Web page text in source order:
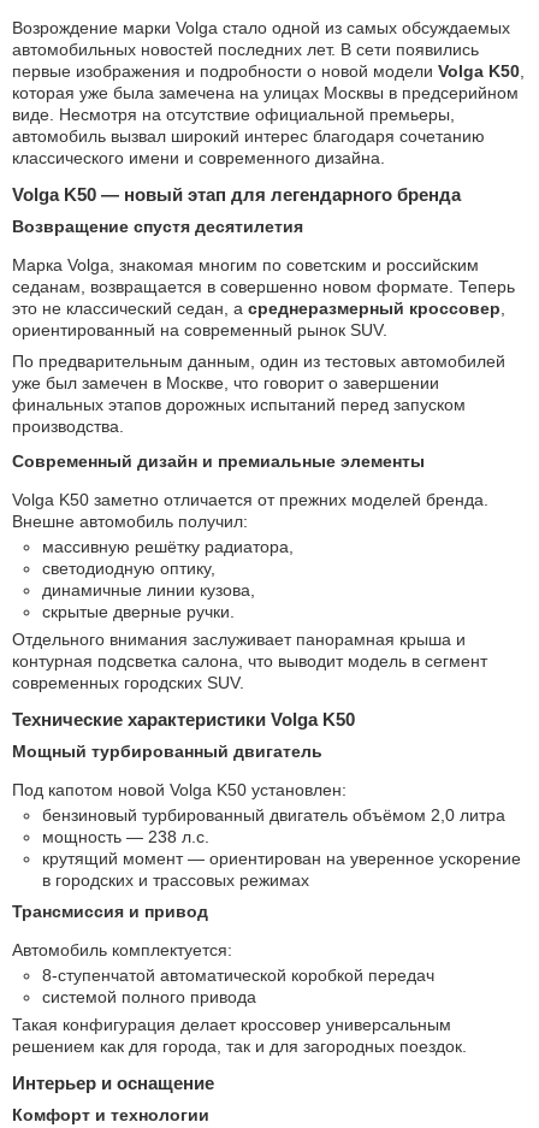
ЭГОИЗМ
БЛОГ
Возрождение марки Volga стало одной из самых обсуждаемых
автомобильных новостей последних лет. В сети появились
первые изображения и подробности о новой модели Volga K50,
которая уже была замечена на улицах Москвы в предсерийном
виде. Несмотря на отсутствие официальной премьеры,
автомобиль вызвал широкий интерес благодаря сочетанию
классического имени и современного дизайна.
Volga K50 — новый этап для легендарного бренда
Возвращение спустя десятилетия
Марка Volga, знакомая многим по советским и российским
седанам, возвращается в совершенно новом формате. Теперь
это не классический седан, а среднеразмерный кроссовер,
ориентированный на современный рынок SUV.
По предварительным данным, один из тестовых автомобилей
уже был замечен в Москве, что говорит о завершении
финальных этапов дорожных испытаний перед запуском
производства.
Современный дизайн и премиальные элементы
Volga K50 заметно отличается от прежних моделей бренда.
Внешне автомобиль получил:
массивную решётку радиатора,
светодиодную оптику,
динамичные линии кузова,
скрытые дверные ручки.
Отдельного внимания заслуживает панорамная крыша и
контурная подсветка салона, что выводит модель в сегмент
современных городских SUV.
Технические характеристики Volga K50
Мощный турбированный двигатель
Под капотом новой Volga K50 установлен:
бензиновый турбированный двигатель объёмом 2,0 литра
мощность — 238 л.с.
крутящий момент — ориентирован на уверенное ускорение
в городских и трассовых режимах
Трансмиссия и привод
Автомобиль комплектуется:
8-ступенчатой автоматической коробкой передач
системой полного привода
Такая конфигурация делает кроссовер универсальным
решением как для города, так и для загородных поездок.
Интерьер и оснащение
Комфорт и технологии